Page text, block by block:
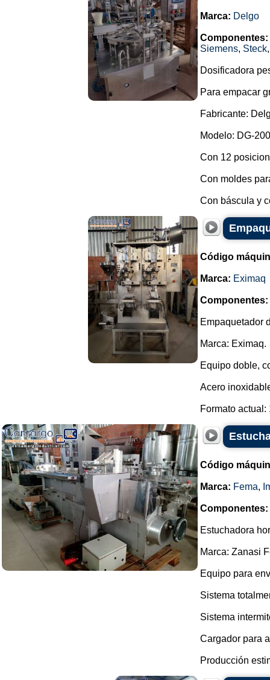
Marca: Delgo
Componentes:
Siemens, Steck
Dosificadora
Para empacar
Fabricante:
Modelo: DG-
Con 12
Con moldes
Con báscula y
Código
Marca: Eximaq
Componentes:
Empaquetador
Marca: Eximaq.
Equipo doble,
Acero
Formato
Código
Marca: Fema,
Componentes:
Estuchadora
Marca: Zanasi
Equipo para
Sistema
Sistema
Cargador para
Producción